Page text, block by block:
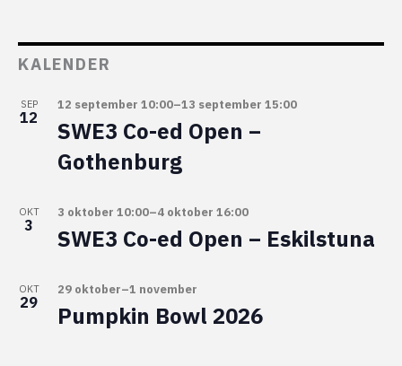
KALENDER
SEP
12
12 september 10:00–13 september 15:00
SWE3 Co-ed Open –
Gothenburg
OKT
3
3 oktober 10:00–4 oktober 16:00
SWE3 Co-ed Open – Eskilstuna
OKT
29
29 oktober–1 november
Pumpkin Bowl 2026